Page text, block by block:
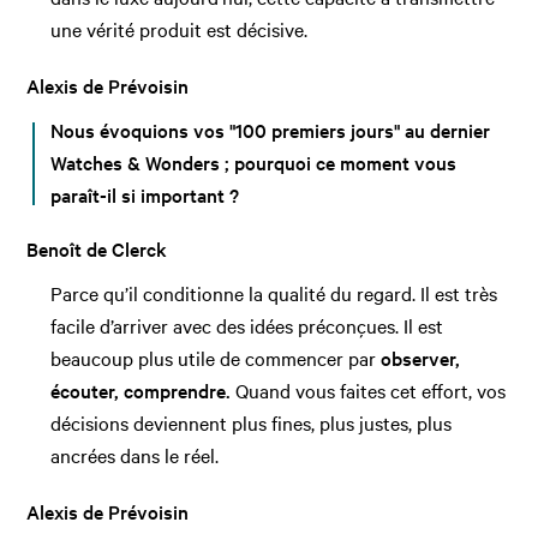
une vérité produit est décisive.
Alexis de Prévoisin
Nous évoquions vos "100 premiers jours" au dernier
Watches & Wonders ; pourquoi ce moment vous
paraît-il si important ?
Benoît de Clerck
Parce qu’il conditionne la qualité du regard. Il est très
facile d’arriver avec des idées préconçues. Il est
beaucoup plus utile de commencer parobserver,
écouter, comprendre. Quand vous faites cet effort, vos
décisions deviennent plus fines, plus justes, plus
ancrées dans le réel.
Alexis de Prévoisin